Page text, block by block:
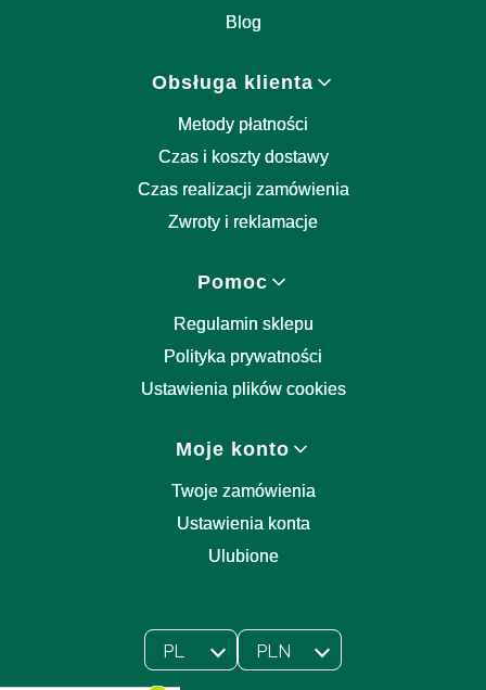
Blog
Obsługa klienta
Metody płatności
Czas i koszty dostawy
Czas realizacji zamówienia
Zwroty i reklamacje
Pomoc
Regulamin sklepu
Polityka prywatności
Ustawienia plików cookies
Moje konto
Twoje zamówienia
Ustawienia konta
Ulubione
Wybrany język:
PL
polski Wybrana waluta:
PLN